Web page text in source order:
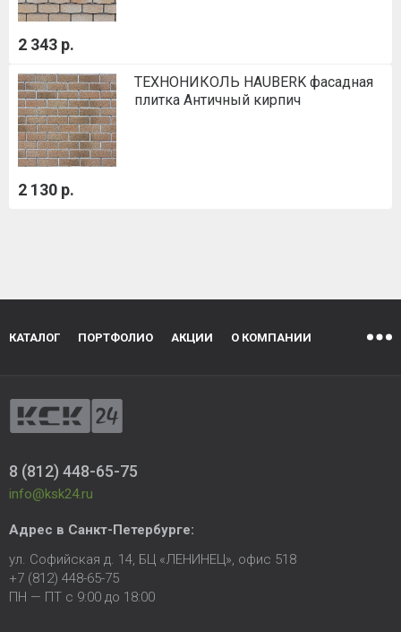
2 343 р.
ТЕХНОНИКОЛЬ HAUBERK фасадная
плитка Античный кирпич
2 130 р.
КАТАЛОГ ПОРТФОЛИО АКЦИИ О КОМПАНИИ
8 (812) 448-65-75
info@ksk24.ru
Адрес в Санкт-Петербурге:
ул. Софийская д. 14, БЦ «ЛЕНИНЕЦ», офис 518
+7 (812) 448-65-75
ПН — ПТ с 9:00 до 18:00